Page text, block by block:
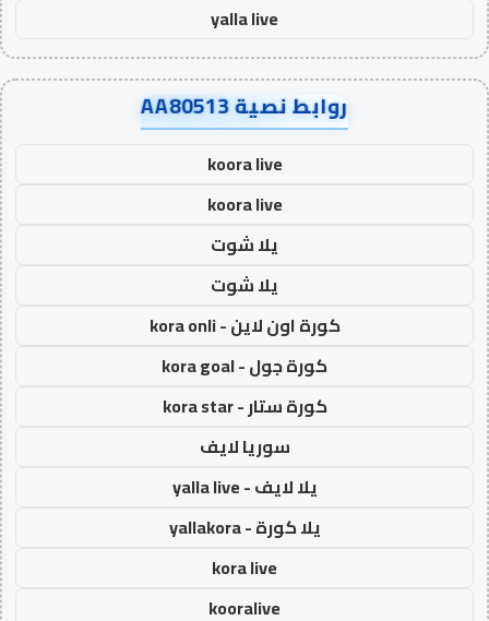
yalla live
روابط نصية AA80513
koora live
koora live
يلا شوت
يلا شوت
كورة اون لاين - kora onli
كورة جول - kora goal
كورة ستار - kora star
سوريا لايف
يلا لايف - yalla live
يلا كورة - yallakora
kora live
kooralive